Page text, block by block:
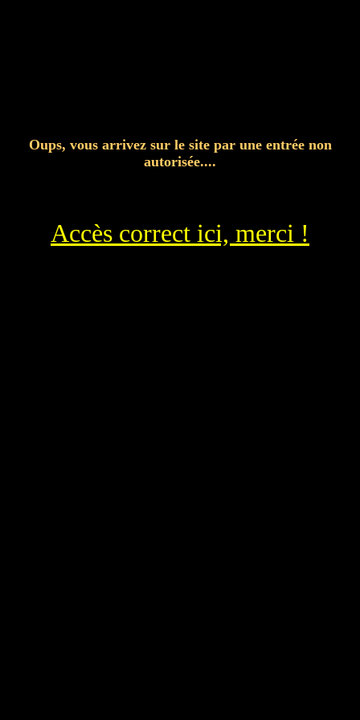
Oups, vous arrivez sur le site par une entrée non
autorisée....
Accès correct ici, merci !